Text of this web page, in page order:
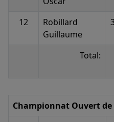
12
Robillard
Guillaume
Total:
Championnat Ouvert